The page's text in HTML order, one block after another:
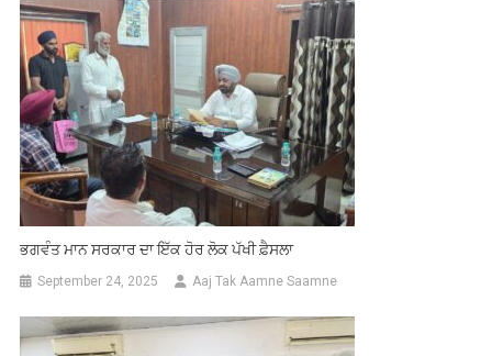
ਭਗਵੰਤ ਮਾਨ ਸਰਕਾਰ ਦਾ ਇੱਕ ਹੋਰ ਲੋਕ ਪੱਖੀ ਫ਼ੈਸਲਾ
September 24, 2025 Aaj Tak Aamne Saamne